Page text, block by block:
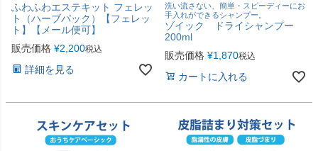
ふわふわエステキット フェレッ
ト（ハーブパック）【フェレッ
ト】【メール便可】
販売価格 ¥2,200税込
詳細を見る
洗い流さない、簡単・スピーディーにお
手入れができるシャンプー。
ゾイック ドライシャンプー
200ml
販売価格 ¥1,870税込
カートに入れる